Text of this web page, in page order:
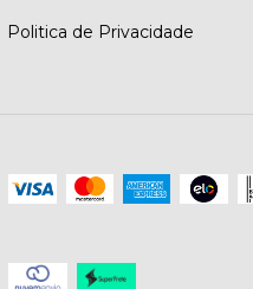
Politica de Privacidade